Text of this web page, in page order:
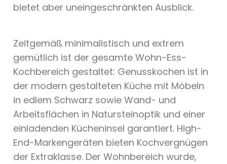
bietet aber uneingeschränkten Ausblick.
Zeitgemäß minimalistisch und extrem
gemütlich ist der gesamte Wohn-Ess-
Kochbereich gestaltet: Genusskochen ist in
der modern gestalteten Küche mit Möbeln
in edlem Schwarz sowie Wand- und
Arbeitsflächen in Natursteinoptik und einer
einladenden Kücheninsel garantiert. High-
End-Markengeräten bieten Kochvergnügen
der Extraklasse. Der Wohnbereich wurde,